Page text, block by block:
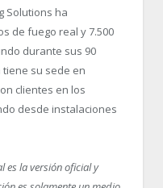
Solutions ha
de fuego real y 7.500
durante sus 90
su sede en
clientes en los
desde instalaciones
es la versión oficial y